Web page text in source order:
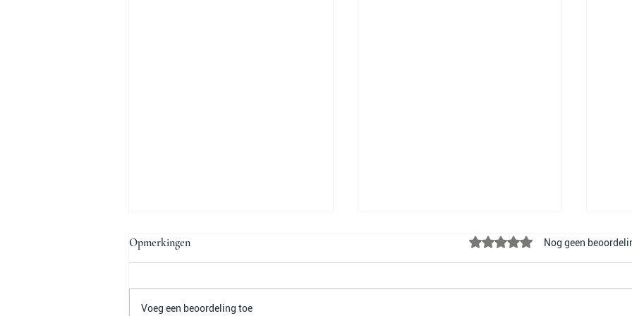
Opmerkingen Beoordeeld met 0 uit 5
Nog geen
Voeg een beoordeling toe